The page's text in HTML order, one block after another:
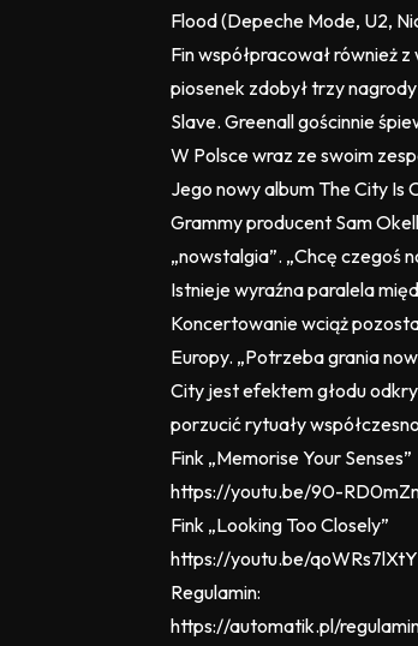
Flood (Depeche Mode, U2,
Fin współpracował również
piosenek zdobył trzy
Slave. Greenall gościnnie
W Polsce wraz ze swoim
Jego nowy album The City Is
Grammy producent Sam
„nowstalgia”. „Chcę czegoś
Istnieje wyraźna paralela
Koncertowanie wciąż
Europy. „Potrzeba grania
City jest efektem głodu
porzucić rytuały
Fink „Memorise Your Senses”
https://youtu.be/90-
Fink „Looking Too Closely”
https://youtu.be/
Regulamin:
https://automatik.pl/